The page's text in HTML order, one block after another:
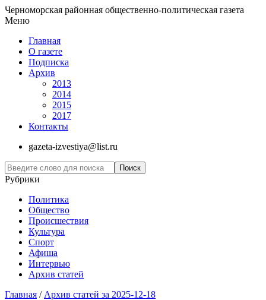
Черноморская районная общественно-политическая газета
Меню
Главная
О газете
Подписка
Архив
2013
2014
2015
2017
Контакты
gazeta-izvestiya@list.ru
Рубрики
Политика
Общество
Проиcшествия
Культура
Спорт
Афиша
Интервью
Архив статей
Главная / Архив статей за 2025-12-18